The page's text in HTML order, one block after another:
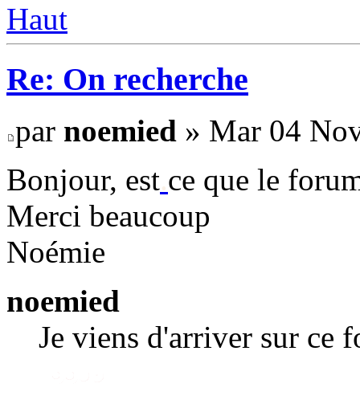
Haut
Re: On recherche
par noemied » Mar 04
Bonjour, est.ce que le
Merci beaucoup
Noémie
noemied
Je viens d'arriver sur ce